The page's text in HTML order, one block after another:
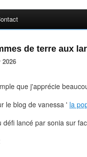
de terre aux
2026
que j'apprécie
le blog de vanessa ' la
défi lancé par sonia sur